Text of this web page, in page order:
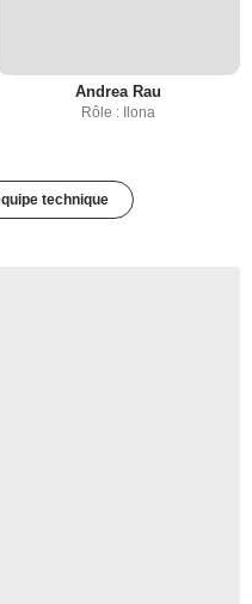
Andrea Rau
Rôle : Ilona
technique